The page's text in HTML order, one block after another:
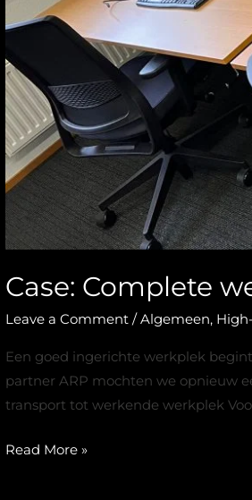
Case: Complete
Leave a Comment /Algemeen,
Een goed ingerichte werkplek
partner ARP mochten we opnieuw
transport tot werkende werkplek
Read More »